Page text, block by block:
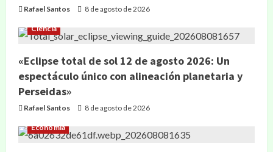
Rafael Santos 8 de agosto de 2026
Ciencia
«Eclipse total de sol 12 de agosto 2026: Un
espectáculo único con alineación planetaria y
Perseidas»
Rafael Santos 8 de agosto de 2026
Economía